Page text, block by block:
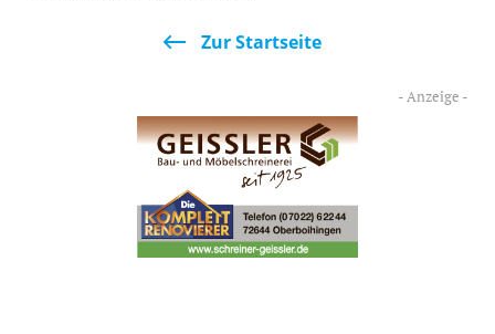
Zur Startseite